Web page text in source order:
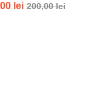
5 lei 200,00lei